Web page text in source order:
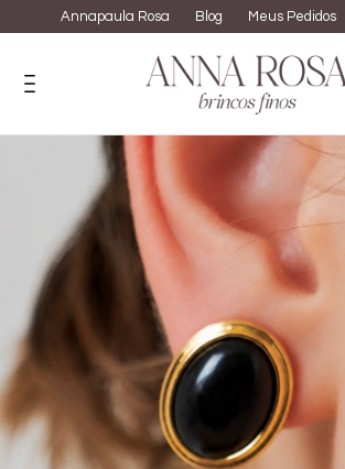
Annapaula Rosa Blog Meus Pedidos